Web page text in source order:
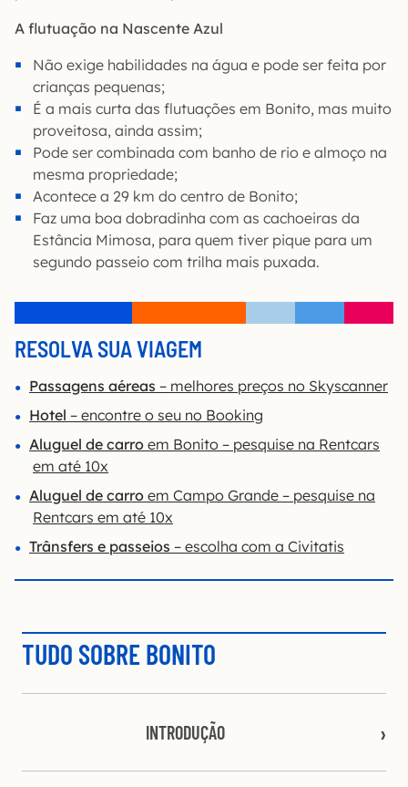
A flutuação na Nascente Azul
Não exige habilidades na água e pode ser feita por
crianças pequenas;
É a mais curta das flutuações em Bonito, mas muito
proveitosa, ainda assim;
Pode ser combinada com banho de rio e almoço na
mesma propriedade;
Acontece a 29 km do centro de Bonito;
Faz uma boa dobradinha com as cachoeiras da
Estância Mimosa, para quem tiver pique para um
segundo passeio com trilha mais puxada.
RESOLVA SUA VIAGEM
Passagens aéreas – melhores preços no Skyscanner
Hotel – encontre o seu no Booking
Aluguel de carro em Bonito – pesquise na Rentcars
em até 10x
Aluguel de carro em Campo Grande – pesquise na
Rentcars em até 10x
Trânsfers e passeios – escolha com a Civitatis
TUDO SOBRE BONITO
INTRODUÇÃO